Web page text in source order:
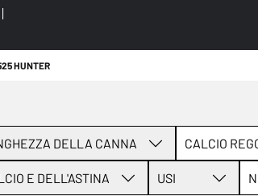
HUNTER
DELLA CANNA CALCIO
E DELL'ASTINA USI